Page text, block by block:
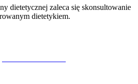
dietetycznej zaleca się skonsultowanie
dietetykiem.